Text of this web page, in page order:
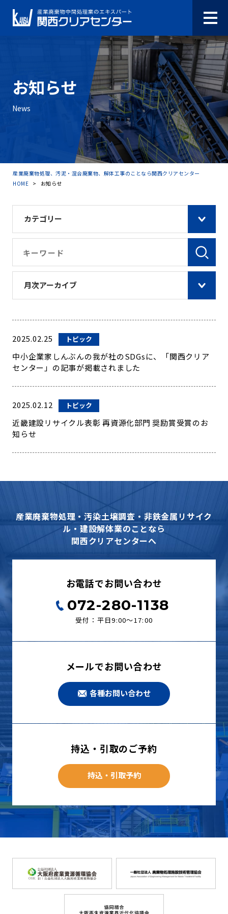
お知らせ
News
産業廃棄物処理、汚泥・混合廃棄物、解体工事のことなら関西クリアセンター
HOME > お知らせ
カテゴリー
月次アーカイブ
2025.02.25 トピック
中小企業家しんぶんの我が社のSDGsに、「関西クリア
センター」の記事が掲載されました
2025.02.12 トピック
近畿建設リサイクル表彰 再資源化部門 奨励賞受賞のお
知らせ
産業廃棄物処理・汚染土壌調査・非鉄金属リサイク
ル・建設解体業のことなら
関西クリアセンターへ
お電話でお問い合わせ
072-280-1138
受付：平日9:00〜17:00
メールでお問い合わせ
各種お問い合わせ
持込・引取のご予約
持込・引取予約